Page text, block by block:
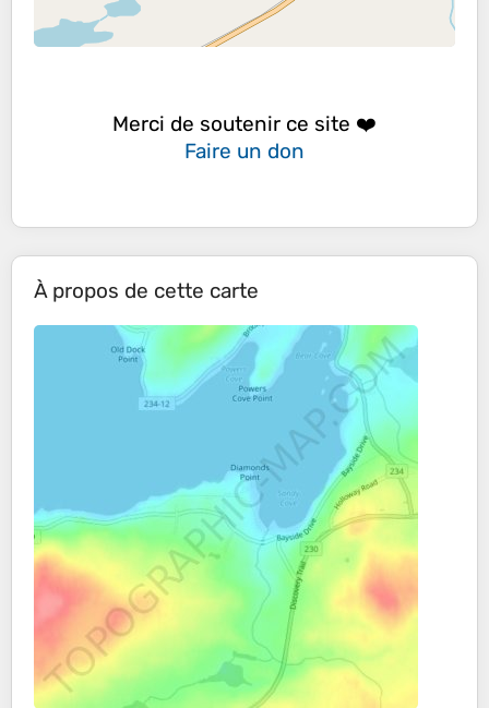
Merci de soutenir ce site ❤️
Faire un don
À propos de cette carte